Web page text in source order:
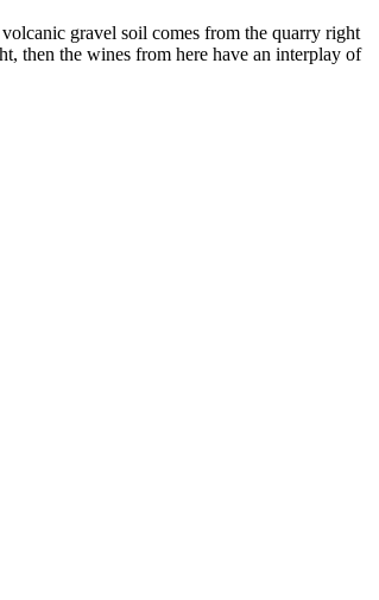
gravel soil comes from the quarry right
then the wines from here have an interplay of